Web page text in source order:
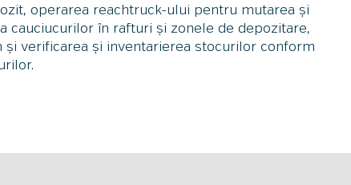
operarea reachtruck-ului pentru mutarea și
cauciucurilor în rafturi și zonele de depozitare,
și verificarea și inventarierea stocurilor conform